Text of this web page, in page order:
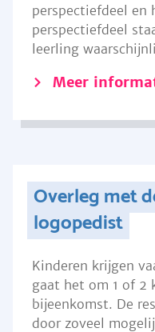
perspectiefdeel en
perspectiefdeel
leerling
Meer
Overleg met
logopedist
Kinderen krijgen
gaat het om 1 of 2
bijeenkomst. De
door zoveel